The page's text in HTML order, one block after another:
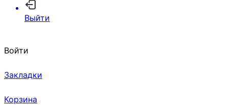
Выйти
Войти
Закладки
Корзина